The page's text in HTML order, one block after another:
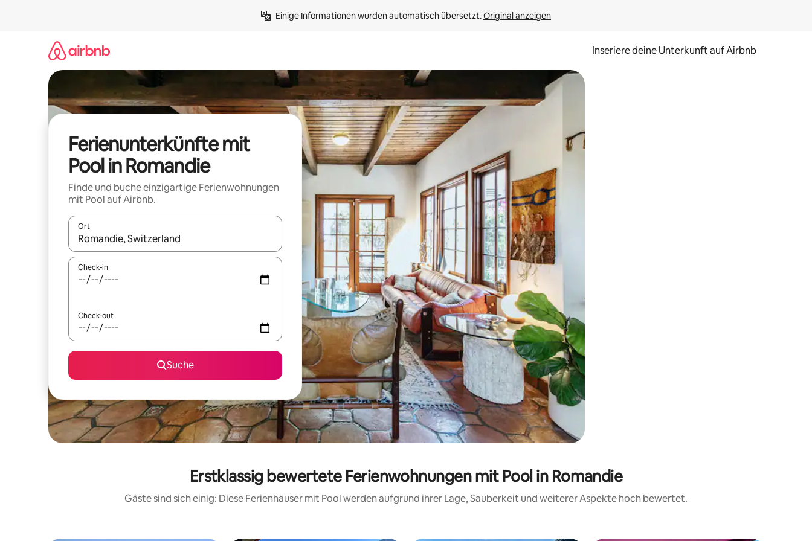
Einige Informationen wurden automatisch übersetzt. Original anzeigen
Inseriere deine Unterkunft auf Airbnb
Ferienunterkünfte mit
Pool in Romandie
Finde und buche einzigartige Ferienwohnungen
mit Pool auf Airbnb.
Ort
Wenn Ergebnisse verfügbar sind, navigiere mit den Pfeiltasten nach oben und unten oder erkunde die Ergebnisse durch Berühren oder Wischgesten.
Check-in
Check-out
Suche
Erstklassig bewertete Ferienwohnungen mit Pool in Romandie
Gäste sind sich einig: Diese Ferienhäuser mit Pool werden aufgrund ihrer Lage, Sauberkeit und weiterer Aspekte hoch bewertet.